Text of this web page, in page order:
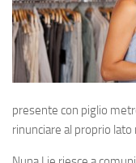
presente con piglio
rinunciare al proprio